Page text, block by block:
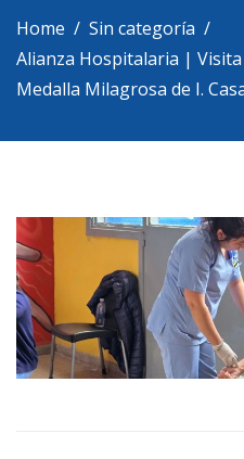
Home
Sin categoría
Alianza Hospitalaria |
Medalla Milagrosa de I.